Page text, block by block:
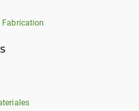
Fabrication